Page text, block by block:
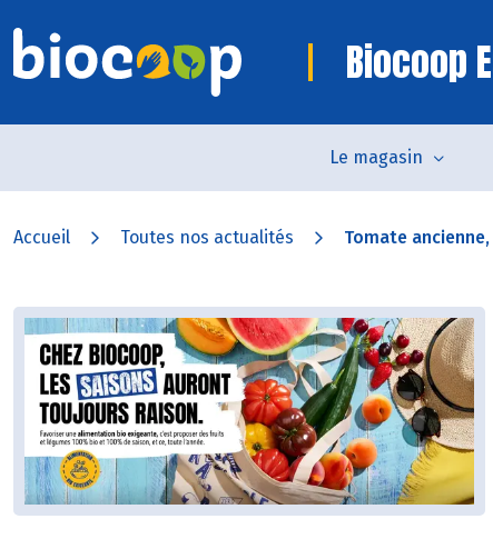
Biocoop
Le magasin
Accueil Toutes nos actualités Tomate